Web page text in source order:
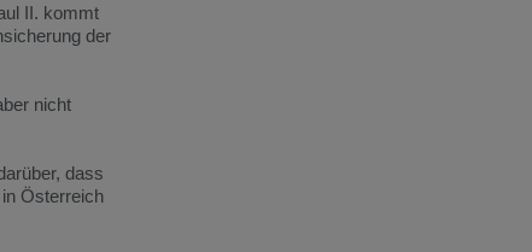
II. kommt
der
nicht
dass
in Österreich